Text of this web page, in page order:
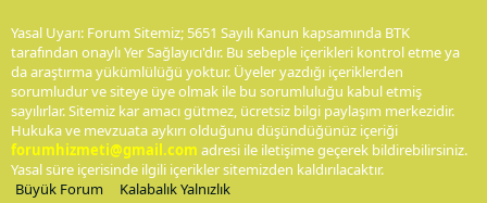
Yasal Uyarı: Forum Sitemiz; 5651 Sayılı Kanun kapsamında BTK
tarafından onaylı Yer Sağlayıcı'dır. Bu sebeple içerikleri kontrol etme ya
da araştırma yükümlülüğü yoktur. Üyeler yazdığı içeriklerden
sorumludur ve siteye üye olmak ile bu sorumluluğu kabul etmiş
sayılırlar. Sitemiz kar amacı gütmez, ücretsiz bilgi paylaşım merkezidir.
Hukuka ve mevzuata aykırı olduğunu düşündüğünüz içeriği
forumhizmeti@gmail.com adresi ile iletişime geçerek bildirebilirsiniz.
Yasal süre içerisinde ilgili içerikler sitemizden kaldırılacaktır.
Büyük Forum
Kalabalık Yalnızlık